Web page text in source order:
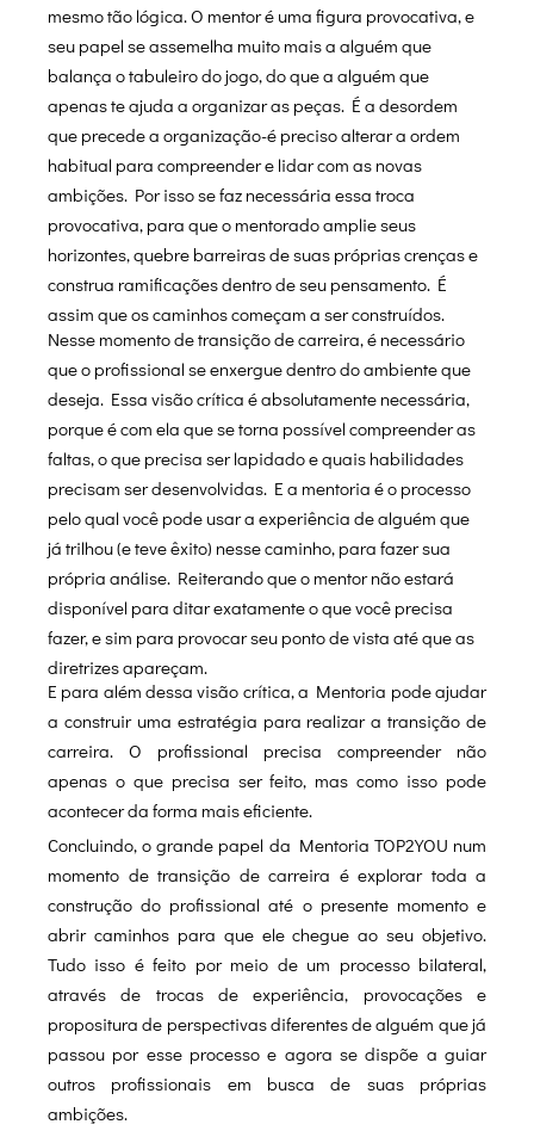
mesmo tão lógica. O mentor é uma figura provocativa, e
seu papel se assemelha muito mais a alguém que
balança o tabuleiro do jogo, do que a alguém que
apenas te ajuda a organizar as peças. É a desordem
que precede a organização-é preciso alterar a ordem
habitual para compreender e lidar com as novas
ambições. Por isso se faz necessária essa troca
provocativa, para que o mentorado amplie seus
horizontes, quebre barreiras de suas próprias crenças e
construa ramificações dentro de seu pensamento. É
assim que os caminhos começam a ser construídos.
Nesse momento de transição de carreira, é necessário
que o profissional se enxergue dentro do ambiente que
deseja. Essa visão crítica é absolutamente necessária,
porque é com ela que se torna possível compreender as
faltas, o que precisa ser lapidado e quais habilidades
precisam ser desenvolvidas. E a mentoria é o processo
pelo qual você pode usar a experiência de alguém que
já trilhou (e teve êxito) nesse caminho, para fazer sua
própria análise. Reiterando que o mentor não estará
disponível para ditar exatamente o que você precisa
fazer, e sim para provocar seu ponto de vista até que as
diretrizes apareçam.
E para além dessa visão crítica, a Mentoria pode ajudar
a construir uma estratégia para realizar a transição de
carreira. O profissional precisa compreender não
apenas o que precisa ser feito, mas como isso pode
acontecer da forma mais eficiente.
Concluindo, o grande papel da Mentoria TOP2YOU num
momento de transição de carreira é explorar toda a
construção do profissional até o presente momento e
abrir caminhos para que ele chegue ao seu objetivo.
Tudo isso é feito por meio de um processo bilateral,
através de trocas de experiência, provocações e
propositura de perspectivas diferentes de alguém que já
passou por esse processo e agora se dispõe a guiar
outros profissionais em busca de suas próprias
ambições.